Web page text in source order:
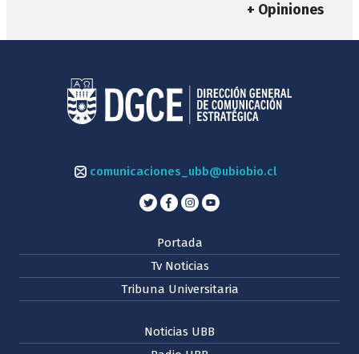
+ Opiniones
comunicaciones_ubb@ubiobio.cl
Portada
Tv Noticias
Tribuna Universitaria
Noticias UBB